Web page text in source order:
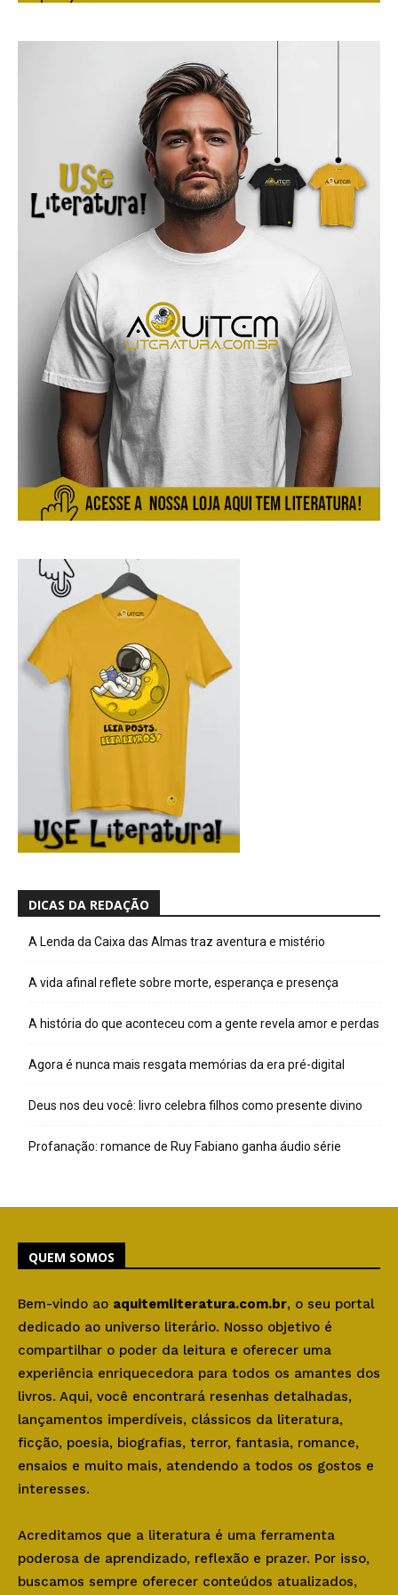
DICAS DA REDAÇÃO
A Lenda da Caixa das Almas traz aventura e mistério
A vida afinal reflete sobre morte, esperança e presença
A história do que aconteceu com a gente revela amor e perdas
Agora é nunca mais resgata memórias da era pré-digital
Deus nos deu você: livro celebra filhos como presente divino
Profanação: romance de Ruy Fabiano ganha áudio série
QUEM SOMOS
Bem-vindo ao aquitemliteratura.com.br, o seu portal
dedicado ao universo literário. Nosso objetivo é
compartilhar o poder da leitura e oferecer uma
experiência enriquecedora para todos os amantes dos
livros. Aqui, você encontrará resenhas detalhadas,
lançamentos imperdíveis, clássicos da literatura,
ficção, poesia, biografias, terror, fantasia, romance,
ensaios e muito mais, atendendo a todos os gostos e
interesses.
Acreditamos que a literatura é uma ferramenta
poderosa de aprendizado, reflexão e prazer. Por isso,
buscamos sempre oferecer conteúdos atualizados,